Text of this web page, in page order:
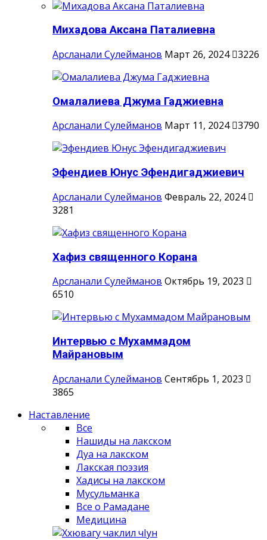
Михадова Аксана Паталиевна
Арсланали Сулейманов Март 26, 2024 3226
Омалалиева Джума Гаджиевна
Арсланали Сулейманов Март 11, 2024 3790
Эфендиев Юнус Эфендигаджиевич
Арсланали Сулейманов Февраль 22, 2024
3281
Хафиз священного Корана
Арсланали Сулейманов Октябрь 19, 2023
6510
Интервью с Мухаммадом
Майрановым
Арсланали Сулейманов Сентябрь 1, 2023
3865
Наставление
Все
Нашиды на лакском
Дуа на лакском
Лакская поэзия
Хадисы на лакском
Мусульманка
Все о Рамадане
Медицина